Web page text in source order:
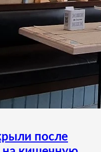
после